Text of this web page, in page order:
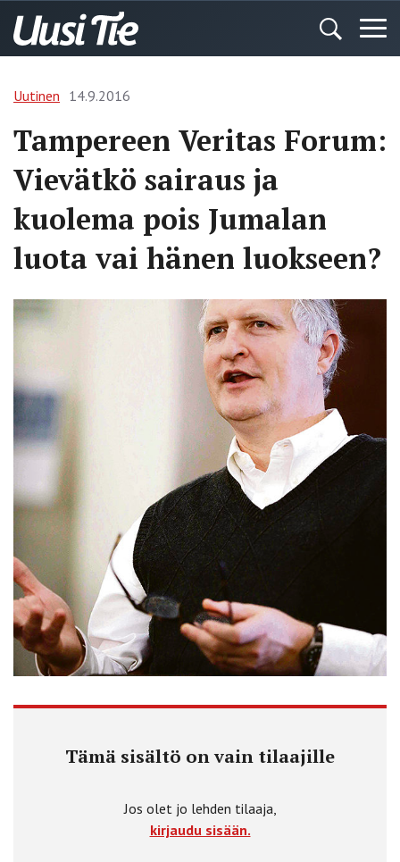
Uutinen 14.9.2016
Tampereen Veritas Forum:
Vievätkö sairaus ja
kuolema pois Jumalan
luota vai hänen luokseen?
Tämä sisältö on vain tilaajille
Jos olet jo lehden tilaaja,
kirjaudu sisään.